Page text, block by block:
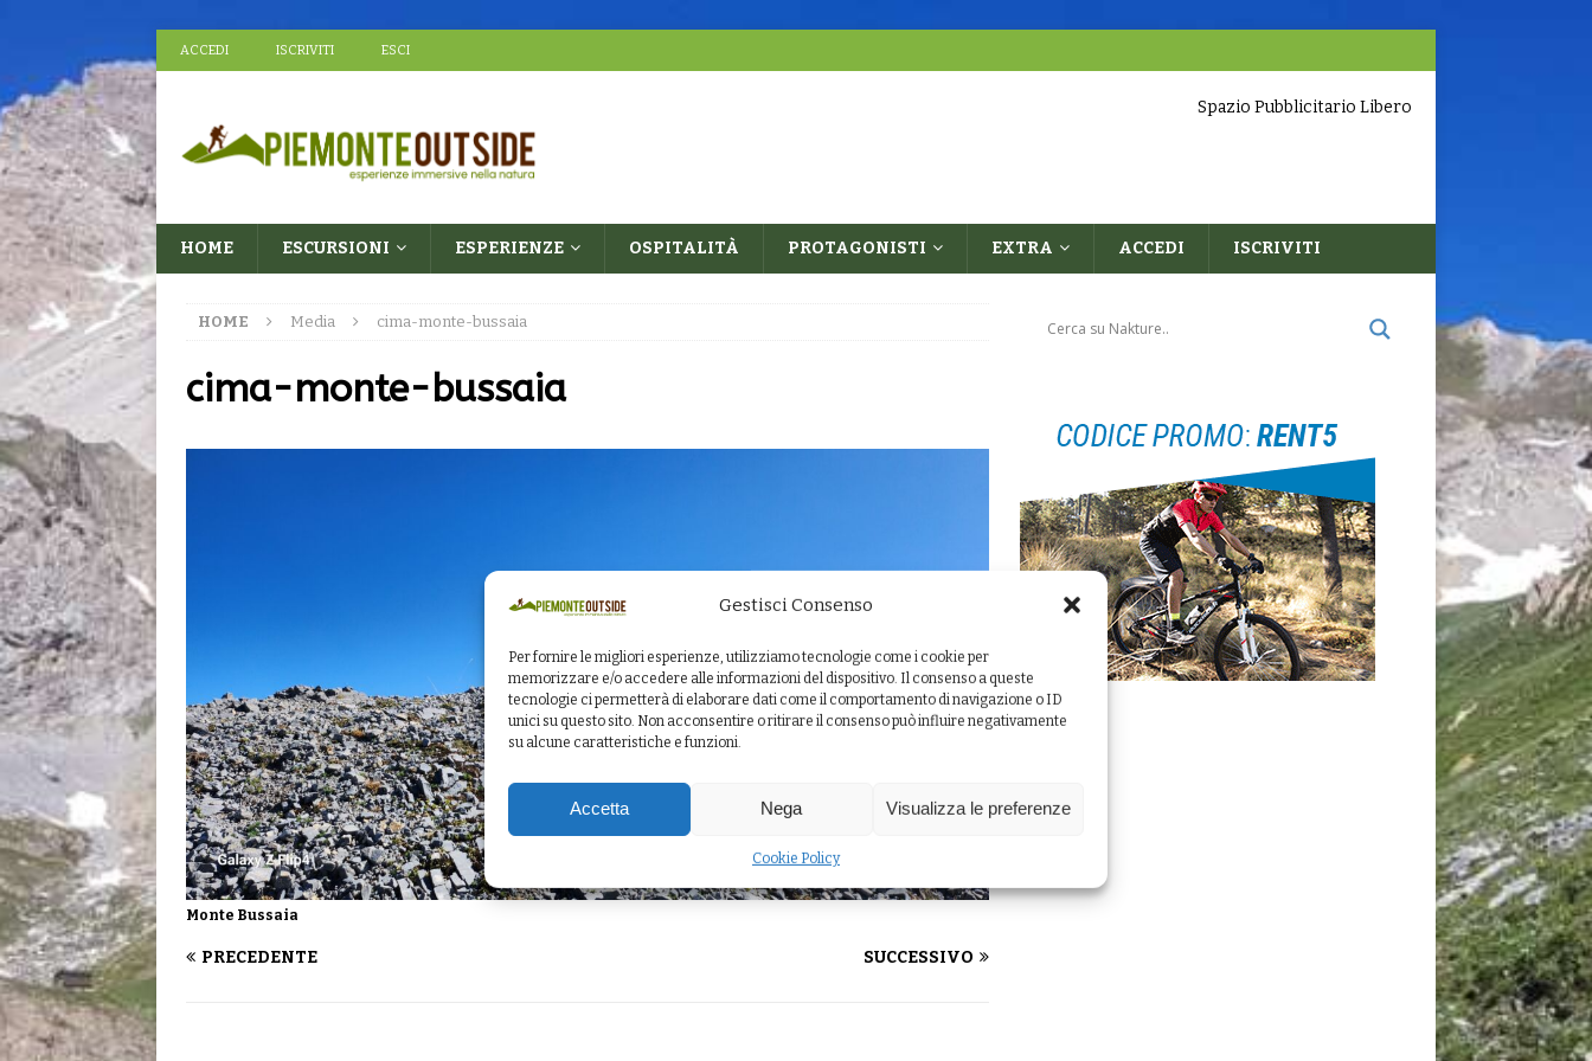
Gestisci Consenso
Per fornire le migliori esperienze, utilizziamo tecnologie come i cookie per
memorizzare e/o accedere alle informazioni del dispositivo. Il consenso a queste
tecnologie ci permetterà di elaborare dati come il comportamento di navigazione o ID
unici su questo sito. Non acconsentire o ritirare il consenso può influire negativamente
su alcune caratteristiche e funzioni.
Accetta Nega Visualizza le preferenze
Cookie Policy
ACCEDI ISCRIVITI ESCI
Spazio Pubblicitario Libero
HOME ESCURSIONI ESPERIENZE OSPITALITÀ PROTAGONISTI EXTRA ACCEDI ISCRIVITI
HOME Media cima-monte-bussaia
cima-monte-bussaia
Monte Bussaia
PRECEDENTE SUCCESSIVO